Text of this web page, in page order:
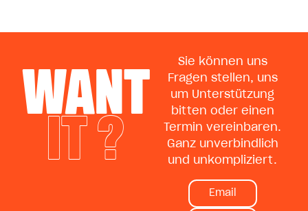
WANT
IT ?
Sie können uns
Fragen stellen, uns
um Unterstützung
bitten oder einen
Termin vereinbaren.
Ganz unverbindlich
und unkompliziert.
Email